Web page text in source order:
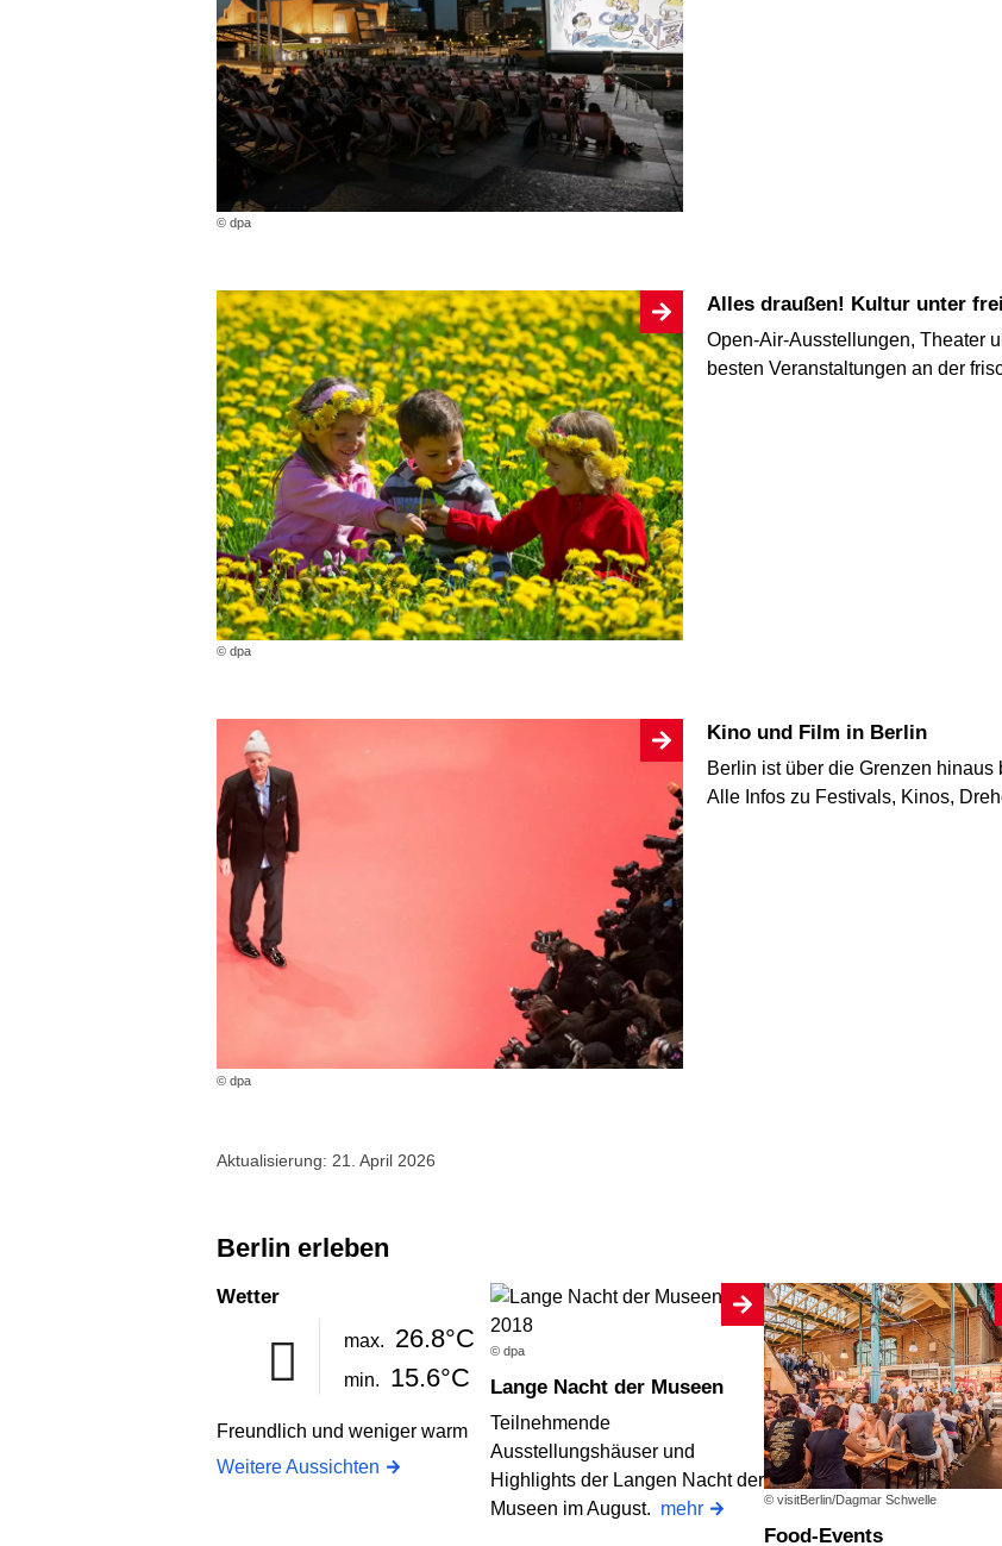
© dpa
© dpa
Alles draußen! Kultur unter
Open-Air-Ausstellungen, Theater
besten Veranstaltungen an der
© dpa
Kino und Film in Berlin
Berlin ist über die Grenzen
Alle Infos zu Festivals, Kinos,
Aktualisierung: 21. April 2026
Berlin erleben
Wetter
max. 26.8°C
min. 15.6°C
Freundlich und weniger warm
Weitere Aussichten
© dpa
Lange Nacht der Museen
Teilnehmende
Ausstellungshäuser und
Highlights der Langen Nacht der
Museen im August. mehr © visitBerlin/Dagmar Schwelle
Food-Events